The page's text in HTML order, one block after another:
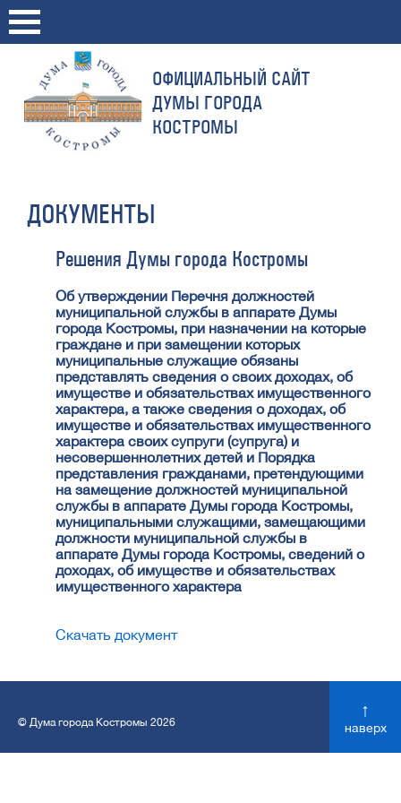
ОФИЦИАЛЬНЫЙ САЙТ
ДУМЫ ГОРОДА
КОСТРОМЫ
ДОКУМЕНТЫ
Решения Думы города Костромы
Об утверждении Перечня должностей
муниципальной службы в аппарате Думы
города Костромы, при назначении на которые
граждане и при замещении которых
муниципальные служащие обязаны
представлять сведения о своих доходах, об
имуществе и обязательствах имущественного
характера, а также сведения о доходах, об
имуществе и обязательствах имущественного
характера своих супруги (супруга) и
несовершеннолетних детей и Порядка
представления гражданами, претендующими
на замещение должностей муниципальной
службы в аппарате Думы города Костромы,
муниципальными служащими, замещающими
должности муниципальной службы в
аппарате Думы города Костромы, сведений о
доходах, об имуществе и обязательствах
имущественного характера
Скачать документ
© Дума города Костромы 2026
↑
наверх